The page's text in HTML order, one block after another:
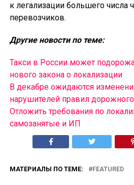
к легализации большего числа
перевозчиков.
Другие новости по теме:
Такси в России может
нового закона о локализации
В декабре ожидаются
нарушителей правил
Отложить требования по
самозанятые и ИП
МАТЕРИАЛЫ ПО ТЕМЕ: FEATURED